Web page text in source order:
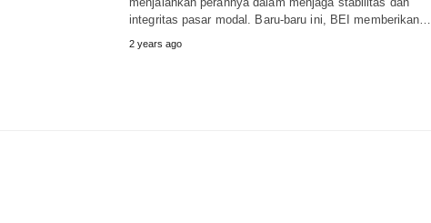
integritas pasar modal. Baru-baru ini, BEI memberikan…
2 years ago